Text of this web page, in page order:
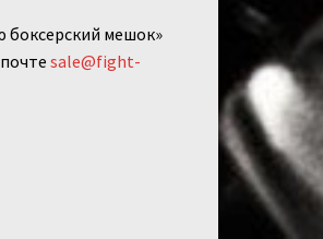
боксерский мешок»
sale@fight-